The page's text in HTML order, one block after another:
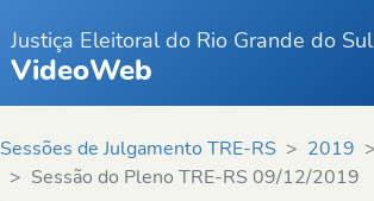
Justiça Eleitoral do Rio Grande do Sul
VideoWeb
Sessões de Julgamento TRE-RS 2019
Sessão do Pleno TRE-RS 09/12/2019